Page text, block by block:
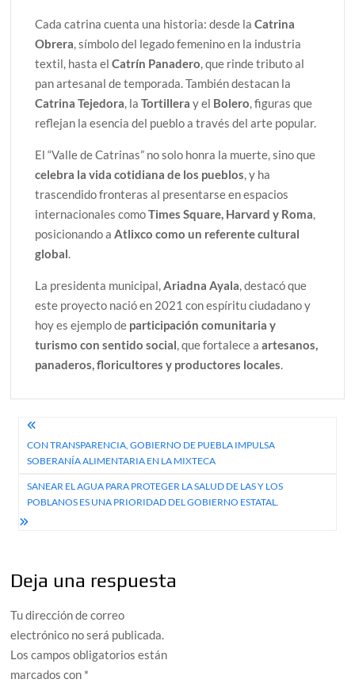
Cada catrina cuenta una historia: desde laCatrina
Obrera, símbolo del legado femenino en la industria
textil, hasta elCatrín Panadero, que rinde tributo al
pan artesanal de temporada. También destacan la
Catrina Tejedora, laTortillera y el Bolero, figuras que
reflejan la esencia del pueblo a través del arte popular.
El “Valle de Catrinas” no solo honra la muerte, sino que
celebra la vida cotidiana de los pueblos, y ha
trascendido fronteras al presentarse en espacios
internacionales comoTimes Square, Harvard y Roma,
posicionando aAtlixco como un referente cultural
global.
La presidenta municipal,Ariadna Ayala, destacó que
este proyecto nació en 2021 con espíritu ciudadano y
hoy es ejemplo de participación comunitaria y
turismo con sentido social, que fortalece aartesanos,
panaderos, floricultores y productores locales.
Navegación
de
entradas
CON TRANSPARENCIA, GOBIERNO DE PUEBLA IMPULSA
SOBERANÍA ALIMENTARIA EN LA MIXTECA
SANEAR EL AGUA PARA PROTEGER LA SALUD DE LAS Y LOS
POBLANOS ES UNA PRIORIDAD DEL GOBIERNO ESTATAL.
Deja una respuesta
Tu dirección de correo
electrónico no será publicada.
Los campos obligatorios están
marcados con *